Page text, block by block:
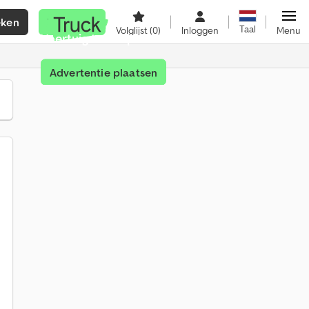
Verkopen
Volglijst(0) Inloggen Taal Menu
Voertuig te koop?
Advertentie plaatsen